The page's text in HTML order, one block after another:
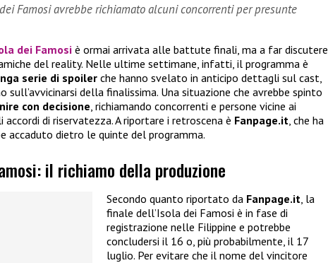
Famosi avrebbe richiamato alcuni concorrenti per presunte
dei Famosi è ormai arrivata alle battute finali, ma a far discutere
del reality. Nelle ultime settimane, infatti, il programma è
serie di spoilerche hanno svelato in anticipo dettagli sul cast,
sull’avvicinarsi della finalissima. Una situazione che avrebbe spinto
con decisione , richiamando concorrenti e persone vicine ai
di riservatezza. A riportare i retroscena è Fanpage.it , che ha
accaduto dietro le quinte del programma.
il richiamo della produzione
Secondo quanto riportato da Fanpage.it , la
finale dell’Isola dei Famosi è in fase di
registrazione nelle Filippine e potrebbe
concludersi il 16 o, più probabilmente, il 17
luglio. Per evitare che il nome del vincitore